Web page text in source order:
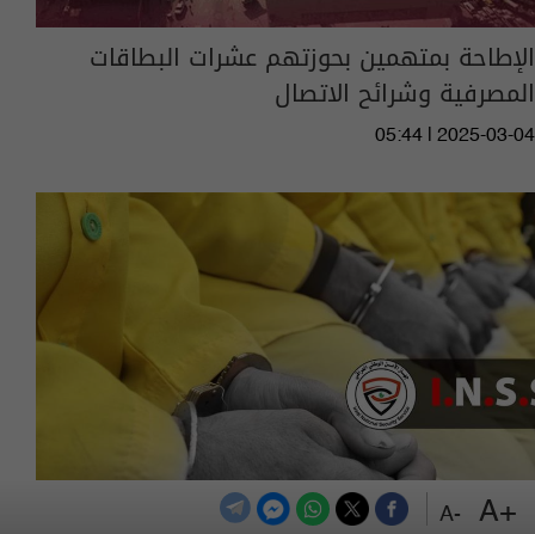
+A
-A
الإطاحة بمتهمين بحوزتهم عشرات البطاقات
المصرفية وشرائح الاتصال
05:44 | 2025-03-04